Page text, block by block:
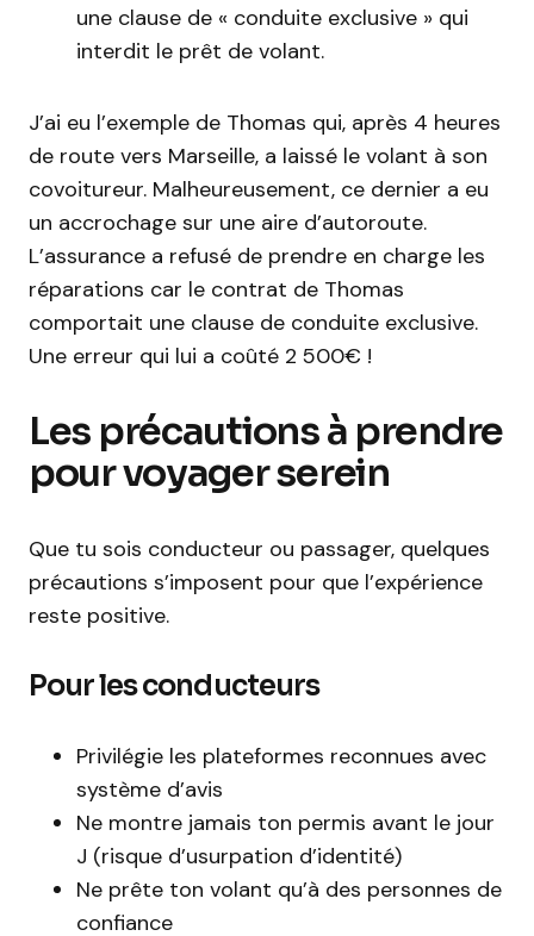
une clause de « conduite exclusive » qui
interdit le prêt de volant.
J’ai eu l’exemple de Thomas qui, après 4 heures
de route vers Marseille, a laissé le volant à son
covoitureur. Malheureusement, ce dernier a eu
un accrochage sur une aire d’autoroute.
L’assurance a refusé de prendre en charge les
réparations car le contrat de Thomas
comportait une clause de conduite exclusive.
Une erreur qui lui a coûté 2 500€ !
Les précautions à prendre
pour voyager serein
Que tu sois conducteur ou passager, quelques
précautions s’imposent pour que l’expérience
reste positive.
Pour les conducteurs
Privilégie les plateformes reconnues avec
système d’avis
Ne montre jamais ton permis avant le jour
J (risque d’usurpation d’identité)
Ne prête ton volant qu’à des personnes de
confiance